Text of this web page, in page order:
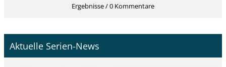
Ergebnisse / 0 Kommentare
Aktuelle Serien-News